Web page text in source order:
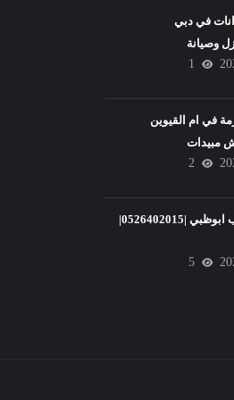
في دبي
1
في ام القيوين
2
شركة تنظيف كنب ابوظبي |0526402015|
5